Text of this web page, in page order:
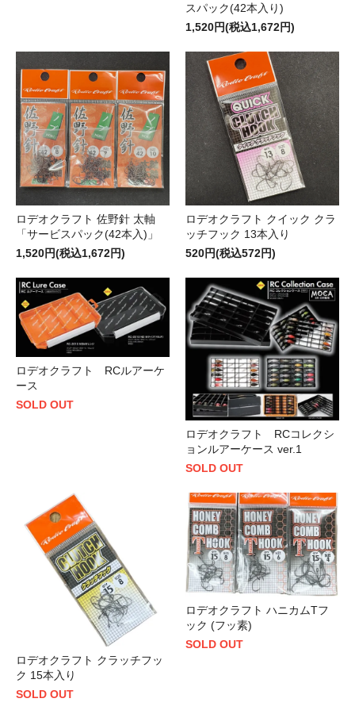
スパック(42本入り)
1,520円(税込1,672円)
ロデオクラフト 佐野針 太軸
「サービスパック(42本入)」
1,520円(税込1,672円)
ロデオクラフト クイック クラ
ッチフック 13本入り
520円(税込572円)
ロデオクラフト RCルアーケ
ース
SOLD OUT
ロデオクラフト RCコレクシ
ョンルアーケース ver.1
SOLD OUT
ロデオクラフト クラッチフッ
ク 15本入り
SOLD OUT
ロデオクラフト ハニカムTフ
ック (フッ素)
SOLD OUT